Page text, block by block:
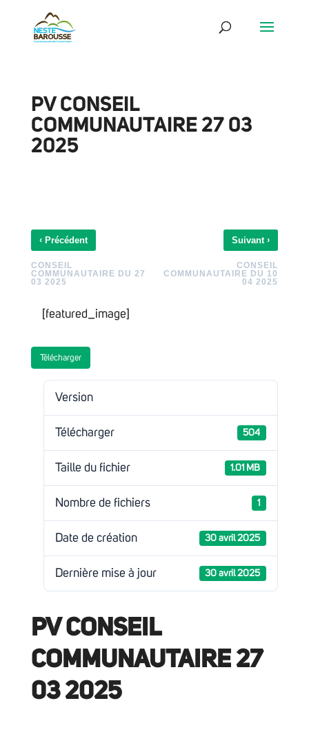
PV CONSEIL
COMMUNAUTAIRE 27 03
2025
‹Précédent
CONSEIL
COMMUNAUTAIRE DU 27
03 2025
Suivant›
CONSEIL
COMMUNAUTAIRE DU 10
04 2025
[featured_image]
Télécharger
Version
Télécharger 504
Taille du fichier 1.01 MB
Nombre de fichiers 1
Date de création 30 avril 2025
Dernière mise à jour 30 avril 2025
PV CONSEIL
COMMUNAUTAIRE 27
03 2025